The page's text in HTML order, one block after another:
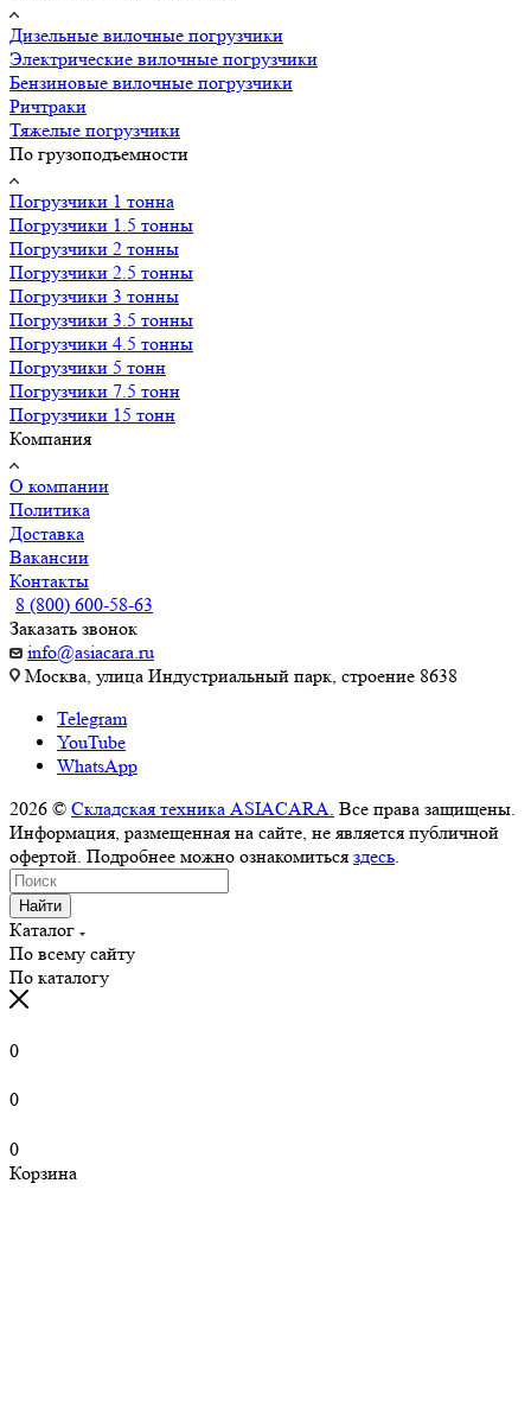
Дизельные вилочные погрузчики
Электрические вилочные погрузчики
Бензиновые вилочные погрузчики
Ричтраки
Тяжелые погрузчики
По грузоподъемности
Погрузчики 1 тонна
Погрузчики 1.5 тонны
Погрузчики 2 тонны
Погрузчики 2.5 тонны
Погрузчики 3 тонны
Погрузчики 3.5 тонны
Погрузчики 4.5 тонны
Погрузчики 5 тонн
Погрузчики 7.5 тонн
Погрузчики 15 тонн
Компания
О компании
Политика
Доставка
Вакансии
Контакты
8 (800) 600-58-63
Заказать звонок
info@asiacara.ru
Москва, улица Индустриальный парк, строение 8638
Telegram
YouTube
WhatsApp
2026 © Складская техника ASIACARA. Все права защищены.
Информация, размещенная на сайте, не является публичной
офертой. Подробнее можно ознакомиться здесь
Найти
Каталог
По всему сайту
По каталогу
0
0
0
Корзина